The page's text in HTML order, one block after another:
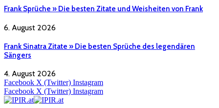
Frank Sprüche » Die besten Zitate und Weisheiten von Frank
6. August 2026
Frank Sinatra Zitate » Die besten Sprüche des legendären
Sängers
4. August 2026
Facebook X (Twitter) Instagram
Facebook X (Twitter) Instagram